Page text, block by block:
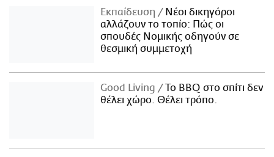
Εκπαίδευση
Νέοι δικηγόροι
αλλάζουν το τοπίο: Πώς οι
σπουδές Νομικής οδηγούν σε
θεσμική συμμετοχή
Good Living
Το BBQ στο σπίτι δεν
θέλει χώρο. Θέλει τρόπο.